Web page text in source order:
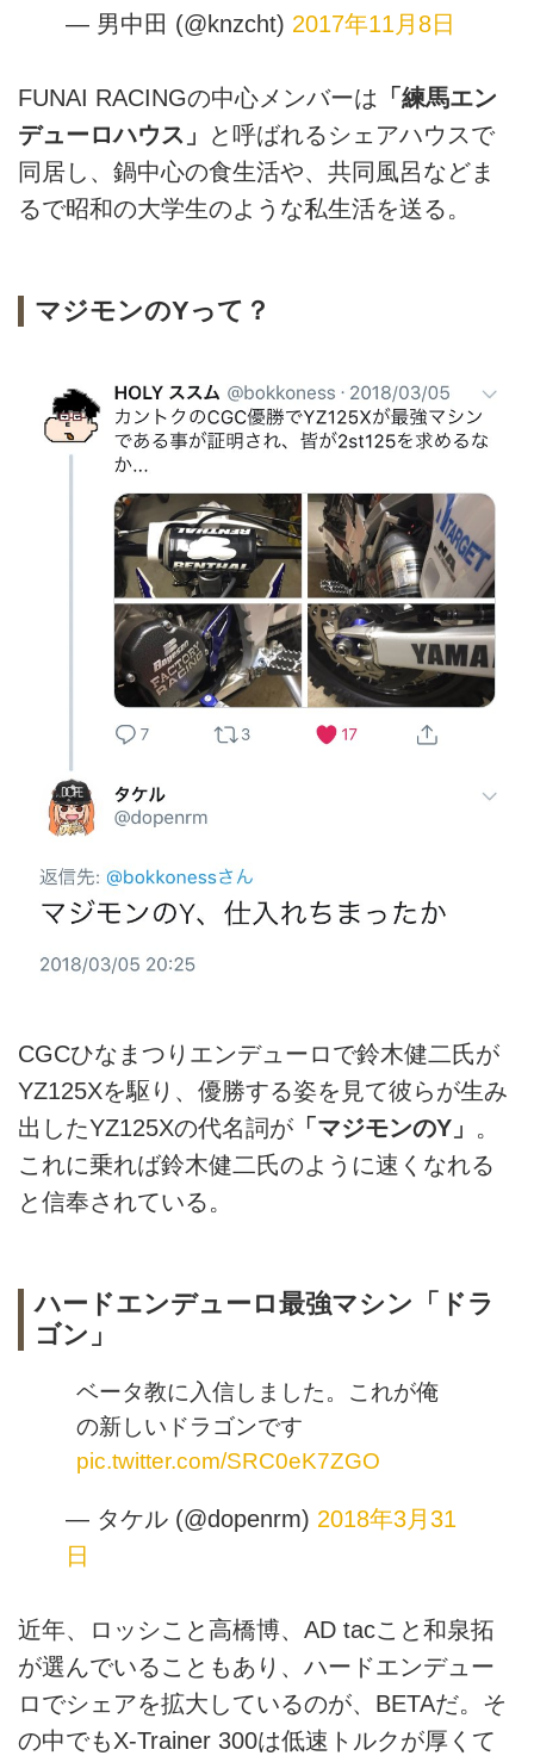
— 男中田 (@knzcht) 2017年11月8日
FUNAI RACINGの中心メンバーは 「練馬エン
デューロハウス」
と呼ばれるシェアハウスで
同居し、鍋中心の食生活や、共同風呂などま
るで昭和の大学生のような私生活を送る。
マジモンのYって？
CGCひなまつりエンデューロで鈴木健二氏が
YZ125Xを駆り、優勝する姿を見て彼らが生み
出したYZ125Xの代名詞が 「マジモンのY」 。
これに乗れば鈴木健二氏のように速くなれる
と信奉されている。
ハードエンデューロ最強マシン「ドラ
ゴン」
ベータ教に入信しました。これが俺
の新しいドラゴンです
pic.twitter.com/SRC0eK7ZGO
— タケル (@dopenrm) 2018年3月31
日
近年、ロッシこと高橋博、AD tacこと和泉拓
が選んでいることもあり、ハードエンデュー
ロでシェアを拡大しているのが、BETAだ。そ
の中でもX-Trainer 300は低速トルクが厚くて